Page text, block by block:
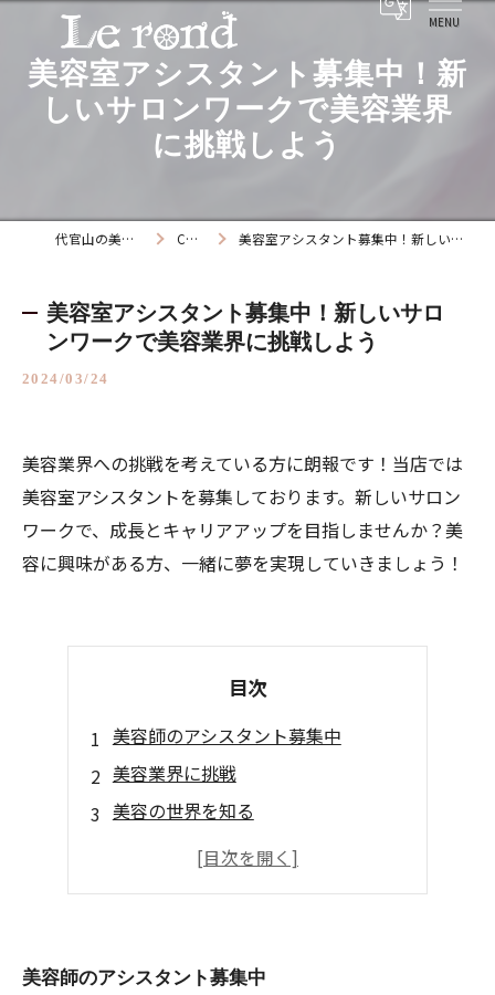
美容室アシスタント募集中！新
しいサロンワークで美容業界
に挑戦しよう
代官山の美容院ならLe rond COLUMN 美容室アシスタント募集中！新しいサロンワークで美容業界に挑戦しよう
美容室アシスタント募集中！新しいサロ
ンワークで美容業界に挑戦しよう
2024/03/24
美容業界への挑戦を考えている方に朗報です！当店では
美容室アシスタントを募集しております。新しいサロン
ワークで、成長とキャリアアップを目指しませんか？美
容に興味がある方、一緒に夢を実現していきましょう！
目次
美容師のアシスタント募集中
美容業界に挑戦
美容の世界を知る
新しいスタートを切ろう
美容師のアシスタント募集中